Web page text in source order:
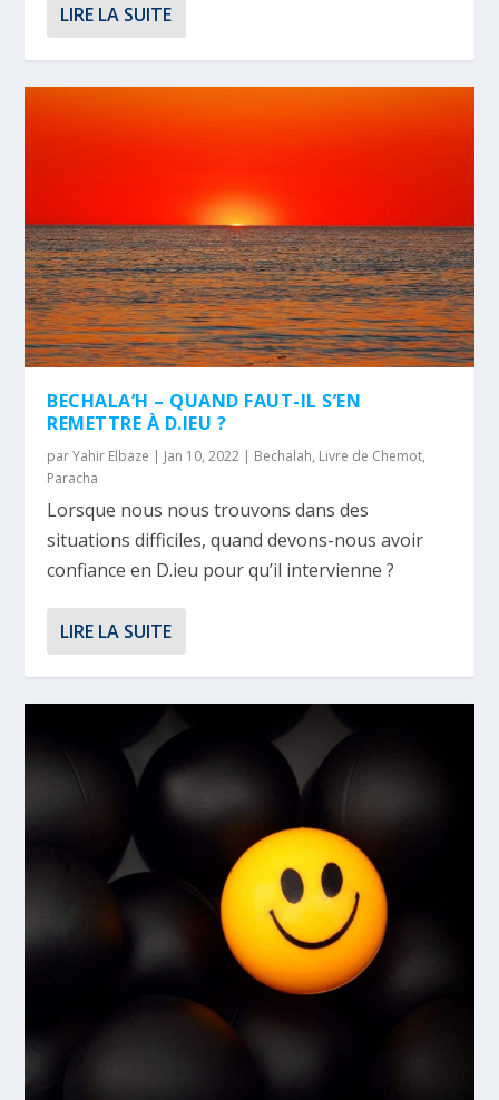
LIRE LA SUITE
BECHALA’H – QUAND FAUT-IL S’EN
REMETTRE À D.IEU ?
parYahir Elbaze | Jan 10, 2022 | Bechalah, Livre de Chemot,
Paracha
Lorsque nous nous trouvons dans des
situations difficiles, quand devons-nous avoir
confiance en D.ieu pour qu’il intervienne ?
LIRE LA SUITE